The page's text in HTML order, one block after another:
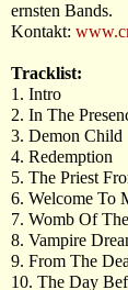
ernsten Bands.
Kontakt:
Tracklist:
1. Intro
2. In The
3. Demon Child
4. Redemption
5. The Priest
6. Welcome To
7. Womb Of
8. Vampire
9. From The
10. The Day